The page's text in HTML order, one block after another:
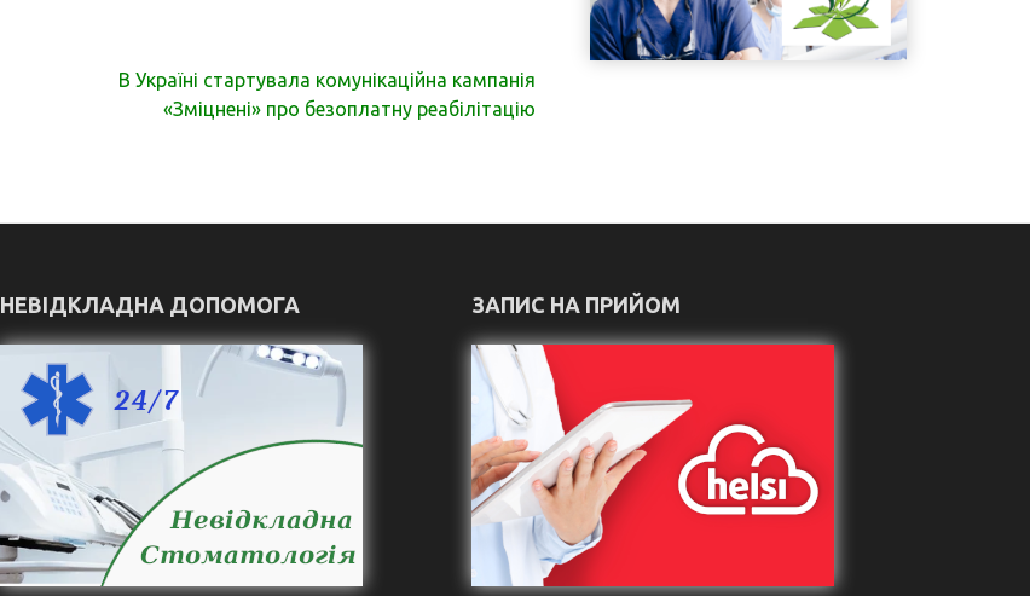
В Україні стартувала комунікаційна кампанія
«Зміцнені» про безоплатну реабілітацію
НЕВІДКЛАДНА ДОПОМОГА ЗАПИС НА ПРИЙОМ